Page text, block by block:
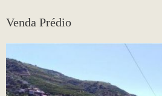
Venda Prédio